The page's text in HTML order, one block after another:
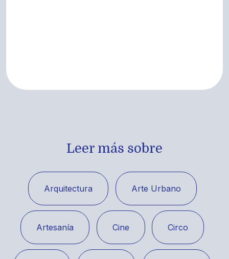
Leer más sobre
Arquitectura Arte Urbano
Artesanía Cine Circo